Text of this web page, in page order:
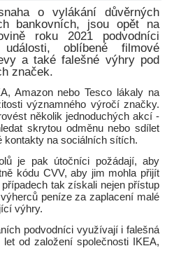
o vylákání důvěrných
bankovních, jsou opět na
roku 2021 podvodníci
oblíbené filmové
a také falešné výhry pod
značek.
Amazon nebo Tesco lákaly na
významného výročí značky.
několik jednoduchých akcí -
skrytou odměnu nebo sdílet
kontakty na sociálních sítích.
je pak útočníci požádají, aby
kódu CVV, aby jim mohla přijít
tak získali nejen přístup
peníze za zaplacení malé
výhry.
podvodníci využívají i falešná
od založení společnosti IKEA,